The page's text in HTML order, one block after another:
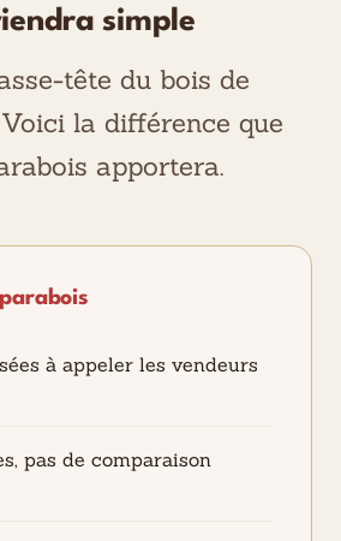
simple
tête du bois de
la différence que
apportera.
à appeler les vendeurs
pas de comparaison